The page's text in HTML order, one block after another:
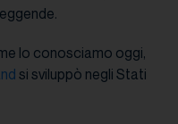
lo conosciamo oggi,
si sviluppò negli Stati